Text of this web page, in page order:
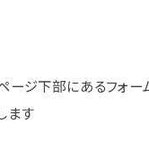
ージ下部にあるフォ
ます